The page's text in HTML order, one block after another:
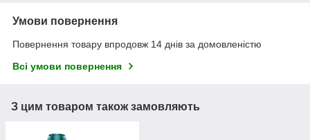
Умови повернення
Повернення товару впродовж 14 днів за домовленістю
Всі умови повернення
З цим товаром також замовляють